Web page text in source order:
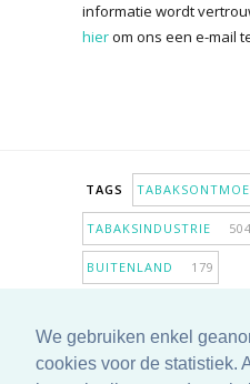
We gebruiken enkel
cookies voor de statistiek.
informatie wordt
hierom ons een e-mail
TAGS
TABAKSINDUSTRIE 504
BUITENLAND 179
ANTIROOKBELEID307